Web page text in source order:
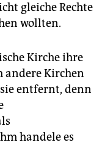
gleiche Rechte
wollten.
Kirche ihre
andere Kirchen
entfernt, denn
handele es